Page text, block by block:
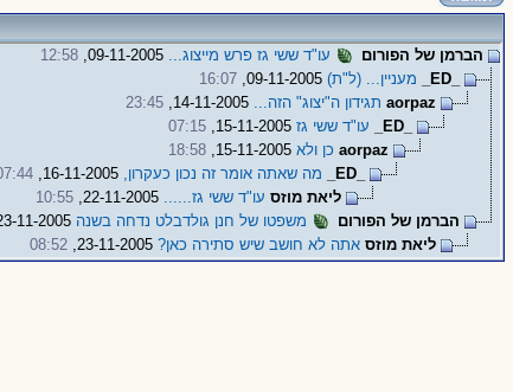
הברמן של הפורום עו"ד ששי גז פרש מייצוג...
12:58
מעניין... (ל"ת)09-11-2005,
16:07
aorpaz תגידון ה"יצוג" הזה...
23:45
עו"ד ששי גז15-11-2005,
07:15
aorpaz כן ולא15-11-2005,
18:58
מה שאתה אומר זה נכון כעקרון,
ליאת מוזס עו"ד ששי גז......
10:55
הברמן של הפורום
משפטו של חנן גולדבלט נדחה בשנה
ליאת מוזס אתה לא חושב שיש סתירה כאן?23-11-2005,
08:52